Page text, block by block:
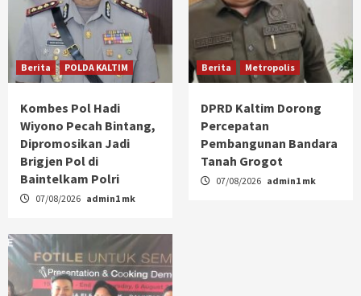
Berita POLDA KALTIM
Kombes Pol Hadi
Wiyono Pecah Bintang,
Dipromosikan Jadi
Brigjen Pol di
Baintelkam Polri
07/08/2026 admin1 mk
Berita Metropolis
DPRD Kaltim Dorong
Percepatan
Pembangunan Bandara
Tanah Grogot
07/08/2026 admin1 mk